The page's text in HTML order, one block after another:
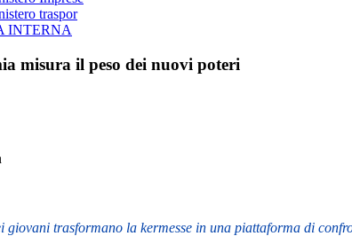
traspor
INTERNA
misura il peso dei nuovi poteri
giovani trasformano la kermesse in una piattaforma di